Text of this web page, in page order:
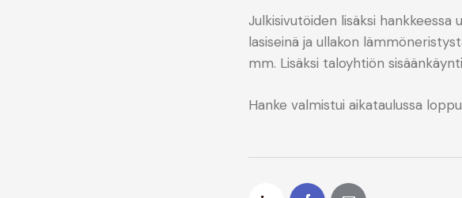
Julkisivutöiden lisäksi
lasiseinä ja ullakon
mm. Lisäksi taloyhtiön
Hanke valmistui aikataulussa